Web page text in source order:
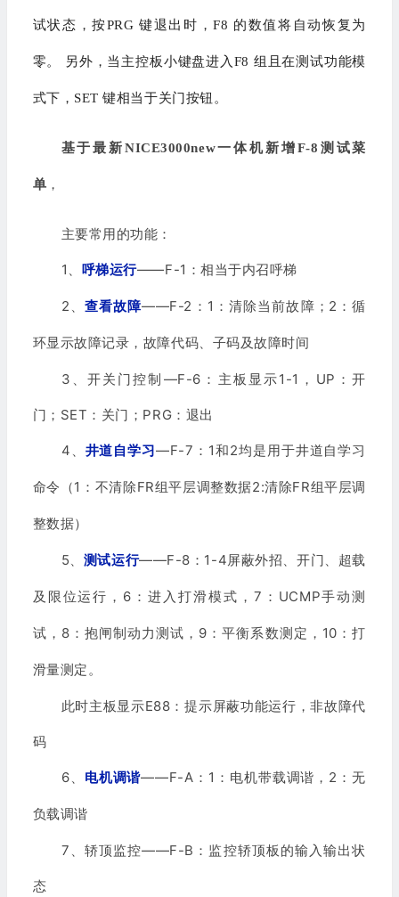
试状态，按PRG 键退出时，F8 的数值将自动恢复为
零。 另外，当主控板小键盘进入F8 组且在测试功能模
式下，SET 键相当于关门按钮。
基于最新NICE3000new一体机新增F-8 测试菜
单 ，
主要常用的功能：
1、 呼梯运行——F-1：相当于内召呼梯
2、 查看故障——F-2： 1 ：清除当前故障； 2 ：循
环显示故障记录，故障代码、子码及故障时间
3、开关门控制—F-6：主板显示1-1，UP：开
门；SET：关门；PRG：退出
4、 井道自学习—F-7： 1和2均是用于井道自学习
命令（1 ：不清除FR组平层调整数据2:清除FR组平层调
整数据）
5、 测试运行——F-8： 1-4屏蔽外招、开门、超载
及限位运行， 6 ：进入打滑模式， 7 ： UCMP手动测
试， 8 ：抱闸制动力测试， 9 ：平衡系数测定， 10 ：打
滑量测定。
此时主板显示E88：提示屏蔽功能运行，非故障代
码
6、 电机调谐——F-A： 1 ：电机带载调谐， 2 ：无
负载调谐
7、轿顶监控——F-B：监控轿顶板的输入输出状
态